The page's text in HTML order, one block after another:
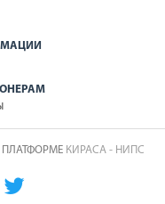
ПЛАТФОРМЕ КИРАСА - НИПС